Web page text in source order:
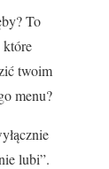
To
twoim
menu?
lubi”.